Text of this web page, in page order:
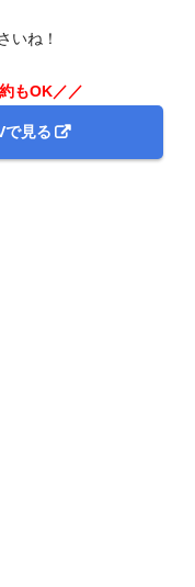
いね！
もOK／／
で見る